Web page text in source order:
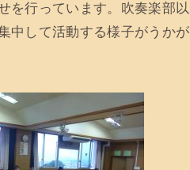
を行っています。吹奏楽部以
中して活動する様子がうかが